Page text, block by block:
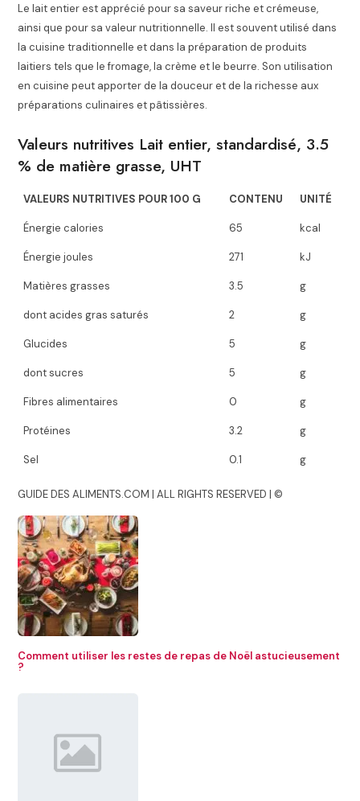
Le lait entier est apprécié pour sa saveur riche et crémeuse,
ainsi que pour sa valeur nutritionnelle. Il est souvent utilisé dans
la cuisine traditionnelle et dans la préparation de produits
laitiers tels que le fromage, la crème et le beurre. Son utilisation
en cuisine peut apporter de la douceur et de la richesse aux
préparations culinaires et pâtissières.
Valeurs nutritives Lait entier, standardisé, 3.5
% de matière grasse, UHT
VALEURS NUTRITIVES POUR 100 G CONTENU UNITÉ
Énergie calories 65 kcal
Énergie joules 271 kJ
Matières grasses 3.5 g
dont acides gras saturés 2 g
Glucides 5 g
dont sucres 5 g
Fibres alimentaires 0 g
Protéines 3.2 g
Sel 0.1 g
GUIDE DES ALIMENTS.COM | ALL RIGHTS RESERVED | ©
Comment utiliser les restes de repas de Noël astucieusement
?